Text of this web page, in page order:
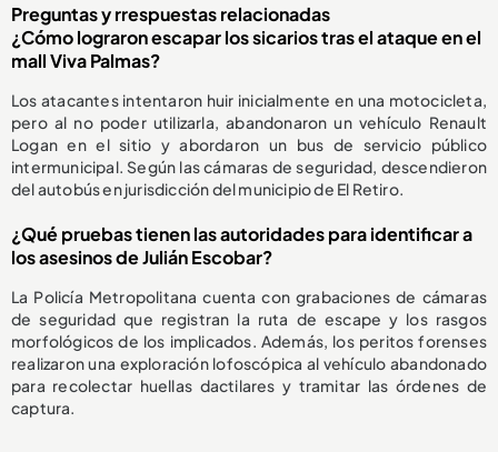
Preguntas y rrespuestas relacionadas
¿Cómo lograron escapar los sicarios tras el ataque en el
mall Viva Palmas?
Los atacantes intentaron huir inicialmente en una motocicleta,
pero al no poder utilizarla, abandonaron un vehículo Renault
Logan en el sitio y abordaron un bus de servicio público
intermunicipal. Según las cámaras de seguridad, descendieron
del autobús en jurisdicción del municipio de El Retiro.
¿Qué pruebas tienen las autoridades para identificar a
los asesinos de Julián Escobar?
La Policía Metropolitana cuenta con grabaciones de cámaras
de seguridad que registran la ruta de escape y los rasgos
morfológicos de los implicados. Además, los peritos forenses
realizaron una exploración lofoscópica al vehículo abandonado
para recolectar huellas dactilares y tramitar las órdenes de
captura.